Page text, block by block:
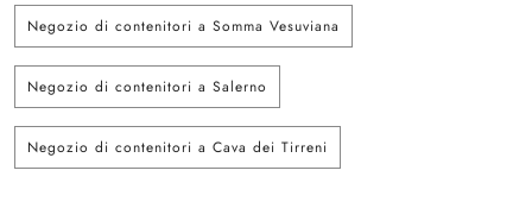
Negozio di contenitori a Somma Vesuviana
Negozio di contenitori a Salerno
Negozio di contenitori a Cava dei Tirreni